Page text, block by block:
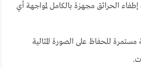
الحرائق مجهزة بالكامل لمواجهة أي
للحفاظ على الصورة المثالية